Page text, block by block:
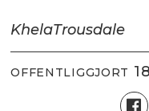
KhelaTrousdale
OFFENTLIGGJORT